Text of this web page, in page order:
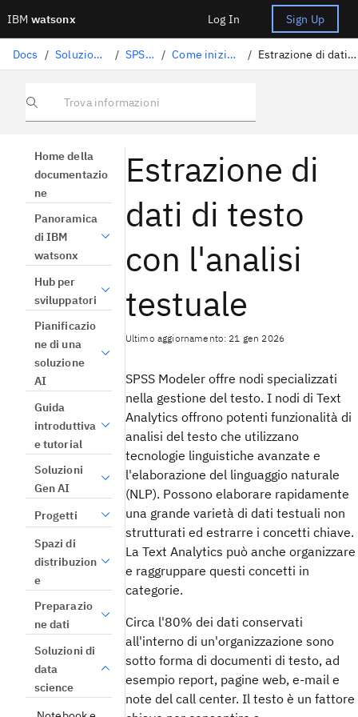
IBM watsonx Log In Sign Up
Docs / Soluzioni di data science / SPSS Modeler / Come iniziare con SPSS Modeler / Estrazione di dati di testo con l'analisi testuale
Trova informazioni
Home della
documentazio
ne
Panoramica
di IBM
watsonx
Hub per
sviluppatori
Pianificazio
ne di una
soluzione
AI
Guida
introduttiva
e tutorial
Soluzioni
Gen AI
Progetti
Spazi di
distribuzion
e
Preparazio
ne dati
Soluzioni di
data
science
Estrazione di
dati di testo
con l'analisi
testuale
Ultimo aggiornamento: 21 gen 2026
SPSS Modeleroffre nodi specializzati
nella gestione del testo. I nodi di Text
Analytics offrono potenti funzionalità di
analisi del testo che utilizzano
tecnologie linguistiche avanzate e
l'elaborazione del linguaggio naturale
(NLP). Possono elaborare rapidamente
una grande varietà di dati testuali non
strutturati ed estrarre i concetti chiave.
La Text Analytics può anche organizzare
e raggruppare questi concetti in
categorie.
Circa l'80% dei dati conservati
all'interno di un'organizzazione sono
sotto forma di documenti di testo, ad
esempio report, pagine web, e-mail e
note del call center. Il testo è un fattore